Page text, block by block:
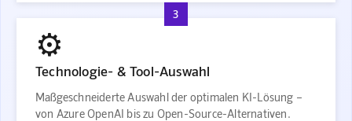
3
⚙️
Technologie- & Tool-Auswahl
Maßgeschneiderte Auswahl der optimalen KI-Lösung –
von Azure OpenAI bis zu Open-Source-Alternativen.